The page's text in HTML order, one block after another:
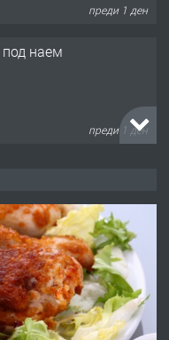
преди 1 ден
наем
преди 1 ден
преди 2 дни
НОВА СГРАДА КВ.